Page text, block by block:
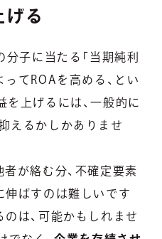
げる
分子に当たる「当期純利
てROAを高める、とい
を上げるには、一般的に
えるかしかありませ
者が絡む分、不確定要素
伸ばすのは難しいです
のは、可能かもしれませ